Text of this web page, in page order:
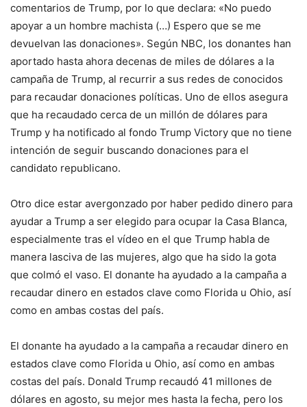
comentarios de Trump, por lo que declara: «No puedo
apoyar a un hombre machista (…) Espero que se me
devuelvan las donaciones». Según NBC, los donantes han
aportado hasta ahora decenas de miles de dólares a la
campaña de Trump, al recurrir a sus redes de conocidos
para recaudar donaciones políticas. Uno de ellos asegura
que ha recaudado cerca de un millón de dólares para
Trump y ha notificado al fondo Trump Victory que no tiene
intención de seguir buscando donaciones para el
candidato republicano.
Otro dice estar avergonzado por haber pedido dinero para
ayudar a Trump a ser elegido para ocupar la Casa Blanca,
especialmente tras el vídeo en el que Trump habla de
manera lasciva de las mujeres, algo que ha sido la gota
que colmó el vaso. El donante ha ayudado a la campaña a
recaudar dinero en estados clave como Florida u Ohio, así
como en ambas costas del país.
El donante ha ayudado a la campaña a recaudar dinero en
estados clave como Florida u Ohio, así como en ambas
costas del país. Donald Trump recaudó 41 millones de
dólares en agosto, su mejor mes hasta la fecha, pero los